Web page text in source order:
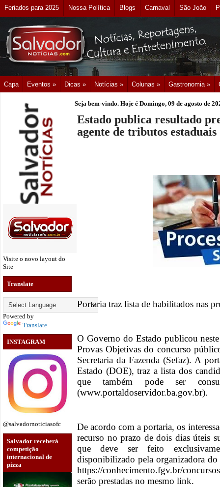
Feriados para 2025 Nossa Política Blogs Carnaval São João
Capa Eventos » Dicas » Notícias » Colunas » Gastronomia »
Visite o novo layout do
Site
Translate
Powered by
Translate
INSTAGRAM
@salvadornoticiasofc
Salvador receberá
competição
internacional de
pizza
Seja bem-vindo. Hoje é Domingo, 09 de agosto de
Estado publica resultado
agente de tributos estaduais
Portaria traz lista de habilitados nas
O Governo do Estado publicou
Provas Objetivas do concurso
Secretaria da Fazenda (Sefaz). A
Estado (DOE), traz a lista dos
que também pode ser
(www.portaldoservidor.ba.gov.br).
De acordo com a portaria, os
recurso no prazo de dois dias úteis
que deve ser feito
disponibilizado pela organizadora
https://conhecimento.fgv.br/
serão prestadas no mesmo link.